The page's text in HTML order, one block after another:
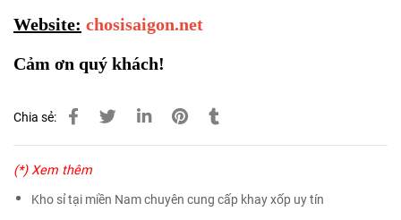
Website: chosisaigon.net
Cảm ơn quý khách!
Chia sẻ:
(*) Xem thêm
Kho sỉ tại miền Nam chuyên cung cấp khay xốp uy tín